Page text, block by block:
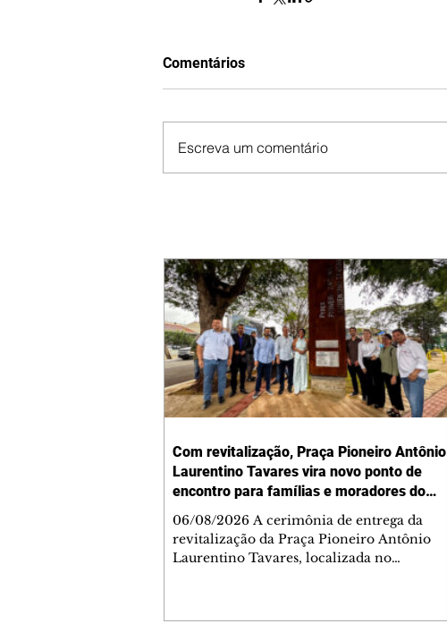
Comentários
Escreva um comentário
Com revitalização, Praça Pioneiro Antônio
Laurentino Tavares vira novo ponto de
encontro para famílias e moradores do
Jardim Liberdade
06/08/2026 A cerimônia de entrega da
revitalização da Praça Pioneiro Antônio
Laurentino Tavares, localizada no